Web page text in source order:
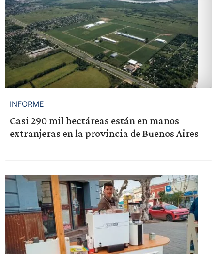
INFORME
Casi 290 mil hectáreas están en manos
extranjeras en la provincia de Buenos Aires